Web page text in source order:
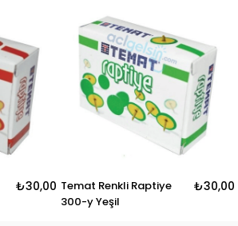
₺30,00 Temat Renkli Raptiye
300-y Yeşil
₺30,00